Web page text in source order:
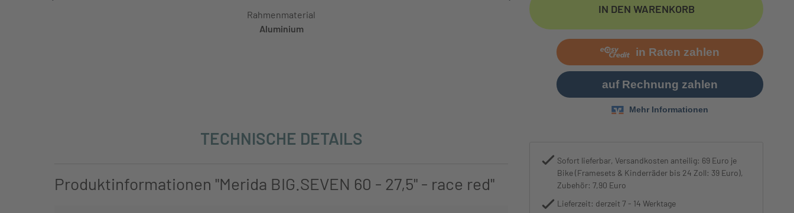
Rahmenmaterial
Aluminium
Bremse
Tektro M275, hydraulic
IN DEN WARENKORB
Sofort lieferbar, Versandkosten anteilig: 69 Euro je
Bike (Framesets & Kinderräder bis 24 Zoll: 39 Euro),
Zubehör: 7,90 Euro
Lieferzeit: derzeit 7 - 14 Werktage
TECHNISCHE DETAILS
Produktinformationen "Merida BIG.SEVEN 60 - 27,5" - race red"